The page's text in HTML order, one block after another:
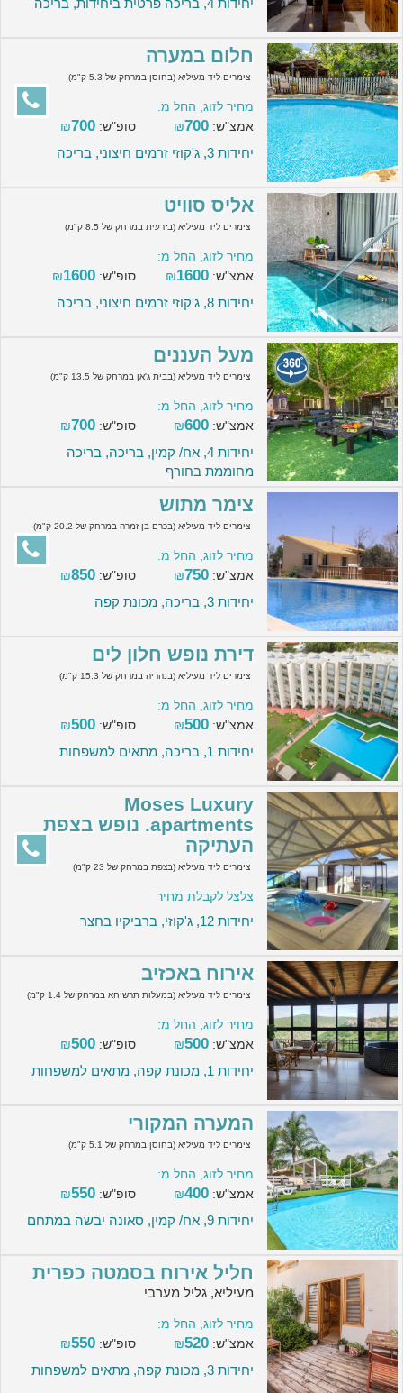
חלום במערה
צימרים ליד מעיליא (בחוסן במרחק של 5.3 ק"מ)
מחיר לזוג, החל מ:
אמצ"ש:
₪700 סופ"ש: ₪700
יחידות 3, ג'קוזי זרמים חיצוני, בריכה
אליס סוויט
צימרים ליד מעיליא (בזרעית במרחק של 8.5 ק"מ)
מחיר לזוג, החל מ:
אמצ"ש:
₪1600 סופ"ש: ₪1600
יחידות 8, ג'קוזי זרמים חיצוני, בריכה
מעל העננים
צימרים ליד מעיליא (בבית ג'אן במרחק של 13.5 ק"מ)
מחיר לזוג, החל מ:
אמצ"ש:
₪600 סופ"ש: ₪700
יחידות 4, אח/ קמין, בריכה, בריכה
מחוממת בחורף
צימר מתוש
צימרים ליד מעיליא (בכרם בן זמרה במרחק של 20.2 ק"מ)
מחיר לזוג, החל מ:
אמצ"ש:
₪750 סופ"ש: ₪850
יחידות 3, בריכה, מכונת קפה
דירת נופש חלון לים
צימרים ליד מעיליא (בנהריה במרחק של 15.3 ק"מ)
מחיר לזוג, החל מ:
אמצ"ש:
₪500 סופ"ש: ₪500
יחידות 1, בריכה, מתאים למשפחות
Moses Luxury
apartments. נופש בצפת
העתיקה
צימרים ליד מעיליא (בצפת במרחק של 23 ק"מ)
צלצל לקבלת מחיר
יחידות 12, ג'קוזי, ברביקיו בחצר
אירוח באכזיב
צימרים ליד מעיליא (במעלות תרשיחא במרחק של 1.4 ק"מ)
מחיר לזוג, החל מ:
אמצ"ש:
₪500 סופ"ש: ₪500
יחידות 1, מכונת קפה, מתאים למשפחות
המערה המקורי
צימרים ליד מעיליא (בחוסן במרחק של 5.1 ק"מ)
מחיר לזוג, החל מ:
אמצ"ש:
₪400 סופ"ש: ₪550
יחידות 9, אח/ קמין, סאונה יבשה במתחם
חליל אירוח בסמטה כפרית
מעיליא, גליל מערבי
מחיר לזוג, החל מ:
אמצ"ש:
₪520 סופ"ש: ₪550
יחידות 3, מכונת קפה, מתאים למשפחות